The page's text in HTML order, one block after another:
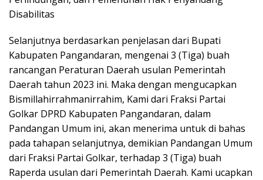
Disabilitas
Selanjutnya berdasarkan penjelasan dari Bupati
Kabupaten Pangandaran, mengenai 3 (Tiga) buah
rancangan Peraturan Daerah usulan Pemerintah
Daerah tahun 2023 ini. Maka dengan mengucapkan
Bismillahirrahmanirrahim, Kami dari Fraksi Partai
Golkar DPRD Kabupaten Pangandaran, dalam
Pandangan Umum ini, akan menerima untuk di bahas
pada tahapan selanjutnya, demikian Pandangan Umum
dari Fraksi Partai Golkar, terhadap 3 (Tiga) buah
Raperda usulan dari Pemerintah Daerah. Kami ucapkan